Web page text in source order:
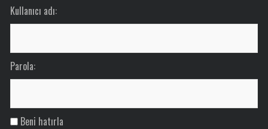
Kullanıcı adı:
Parola:
Beni hatırla